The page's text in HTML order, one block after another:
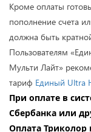
Кроме оплаты
пополнение счета
должна быть
Пользователям
Мульти Лайт»
тариф Единый Ultra
При оплате в
Сбербанка или
Оплата Триколор